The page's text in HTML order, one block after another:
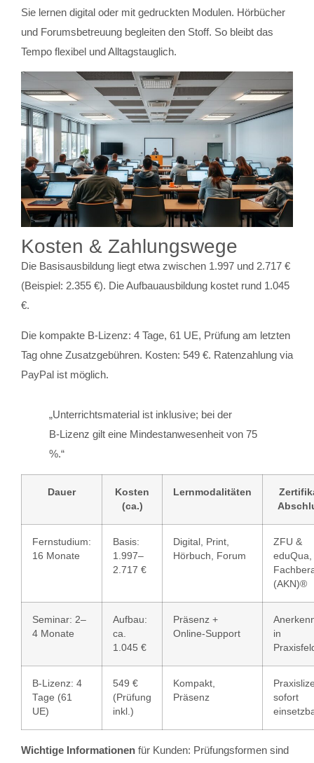
Sie lernen digital oder mit gedruckten Modulen. Hörbücher
und Forumsbetreuung begleiten den Stoff. So bleibt das
Tempo flexibel und Alltagstauglich.
Kosten & Zahlungswege
Die Basisausbildung liegt etwa zwischen 1.997 und 2.717 €
(Beispiel: 2.355 €). Die Aufbauausbildung kostet rund 1.045
€.
Die kompakte B‑Lizenz: 4 Tage, 61 UE, Prüfung am letzten
Tag ohne Zusatzgebühren. Kosten: 549 €. Ratenzahlung via
PayPal ist möglich.
„Unterrichtsmaterial ist inklusive; bei der
B‑Lizenz gilt eine Mindestanwesenheit von 75
%.“
Dauer
Kosten
(ca.)
Lernmodalitäten
Fernstudium:
16 Monate
Basis:
1.997–
2.717 €
Digital, Print,
Hörbuch, Forum
ZFU &
eduQua,
(AKN)®
Seminar: 2–
4 Monate
Aufbau:
ca.
1.045 €
Präsenz +
Online-Support
in
B‑Lizenz: 4
Tage (61
UE)
549 €
(Prüfung
inkl.)
Kompakt,
Präsenz
sofort
Wichtige Informationen für Kunden: Prüfungsformen sind